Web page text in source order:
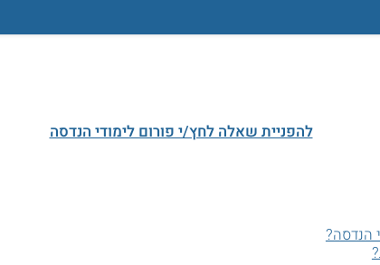
להפניית שאלה לחץ/י פורום לימודי הנדסה
הנדסה?